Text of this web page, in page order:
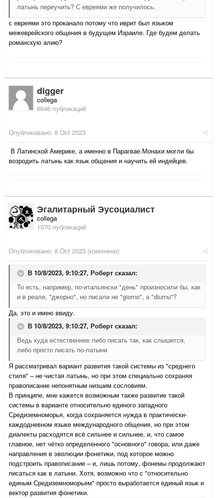
латынь переучить? С евреями же получилось.
с евреями это проканало потому что иврит был языком
межеврейского общения в будущем Израиле. Где будем делать
романскую алию?
digger
collega
6646 публикаций
Опубликовано: 8 Oct 2023
В Латинской Америке, а именно в Парагвае.Монахи могли бы
возродить латынь как язык общения и научить ей индейцев.
Эгалитарный Эусоциалист
collega
1070 публикаций
Опубликовано: 8 Oct 2023 (изменено)
В 10/8/2023, 9:10:27, Роберт сказал:
То есть, например, по-итальянски "день" произносили бы, как
и в реале, "джорно", но писали не "giorno", а "diurnu"?
Да, это и имею ввиду.
В 10/8/2023, 9:10:27, Роберт сказал:
Ведь куда естественнее либо писать так, как слышится,
либо просто писать по-латыни
Я рассматривал вариант развития такой системы из "среднего
стиля" – не чистая латынь, но при этом специально сохраняя
правописание непонятным низшим сословиям.
В принципе, мне кажется возможным также развитие такой
системы в варианте относительно единого западного
Средиземноморья, когда сохраняется нужда в практически-
каждодневном языке международного общения, но при этом
диалекты расходятся всё сильнее и сильнее, и, что самое
главное, нет чётко определенного "основного" говора, или даже
направления в эволюции фонетики, под которое можно
подстроить правописание – и, лишь потому, фонемы продолжают
писаться как в латыни. Хотя, возможно что с "относительно
единым Средиземноморьем" просто выработается единый язык и
вектор развития фонетики.